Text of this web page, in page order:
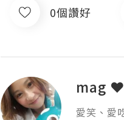
0個讚好
mag ❤
愛笑、愛